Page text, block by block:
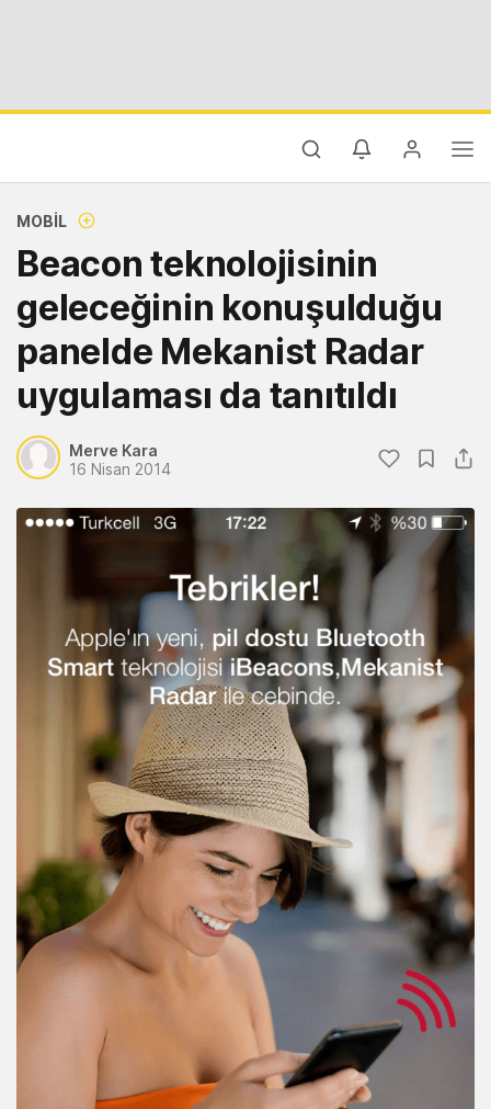
MOBIL
Beacon teknolojisinin
geleceğinin konuşulduğu
panelde Mekanist Radar
uygulaması da tanıtıldı
Merve Kara
16 Nisan 2014